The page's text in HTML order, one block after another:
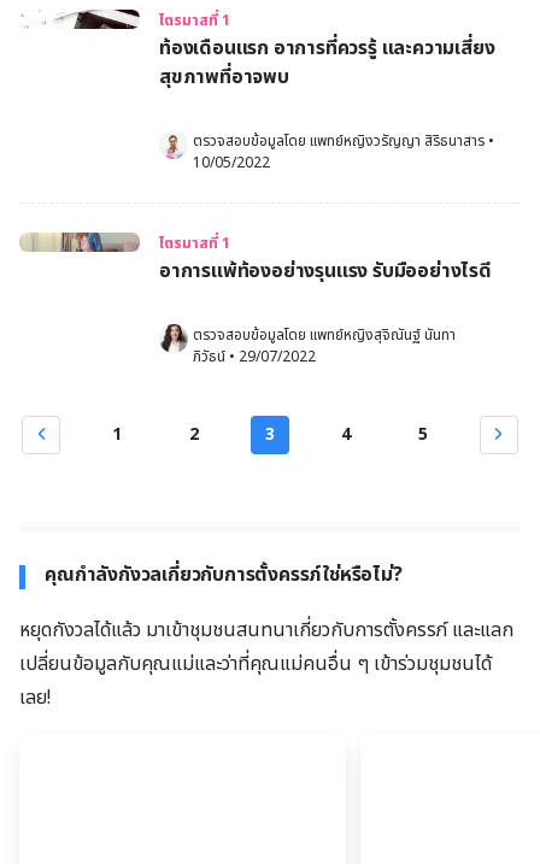
ไตรมาสที่ 1
ท้องเดือนแรก อาการที่ควรรู้ และความเสี่ยง
สุขภาพที่อาจพบ
ตรวจสอบข้อมูลโดย แพทย์หญิงวรัญญา สิริธนาสาร •
10/05/2022
ไตรมาสที่ 1
อาการแพ้ท้องอย่างรุนแรง รับมืออย่างไรดี
ตรวจสอบข้อมูลโดย แพทย์หญิงสุจิณันฐ์ นันทา
ภิวัธน์ • 29/07/2022
1 2 3 4 5
คุณกำลังกังวลเกี่ยวกับการตั้งครรภ์ใช่หรือไม่?
หยุดกังวลได้แล้ว มาเข้าชุมชนสนทนาเกี่ยวกับการตั้งครรภ์ และแลก
เปลี่ยนข้อมูลกับคุณแม่และว่าที่คุณแม่คนอื่น ๆ เข้าร่วมชุมชนได้
เลย!